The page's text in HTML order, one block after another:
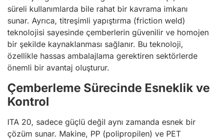
süreli kullanımlarda bile rahat bir kavrama imkanı
sunar. Ayrıca, titreşimli yapıştırma (friction weld)
teknolojisi sayesinde çemberlerin güvenilir ve homojen
bir şekilde kaynaklanması sağlanır. Bu teknoloji,
özellikle hassas ambalajlama gerektiren sektörlerde
önemli bir avantaj oluşturur.
Çemberleme Sürecinde Esneklik ve
Kontrol
ITA 20, sadece güçlü değil aynı zamanda esnek bir
çözüm sunar. Makine, PP (polipropilen) ve PET